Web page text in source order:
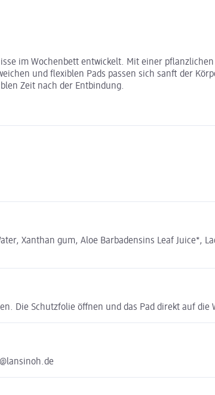
im Wochenbett entwickelt. Mit einer
und flexiblen Pads passen sich sanft der
Zeit nach der Entbindung.
Xanthan gum, Aloe Barbadensins Leaf Juice*,
Die Schutzfolie öffnen und das Pad direkt auf die